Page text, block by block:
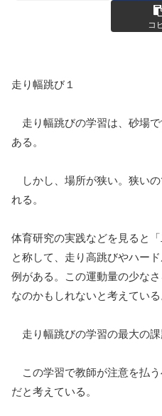
コ
走り幅跳び１
走り幅跳びの学習は、砂場
ある。
しかし、場所が狭い。狭い
れる。
体育研究の実践などを見ると
と称して、走り高跳びやハー
例がある。この運動量の少な
なのかもしれないと考えている
走り幅跳びの学習の最大の
この学習で教師が注意を払う
だと考えている。